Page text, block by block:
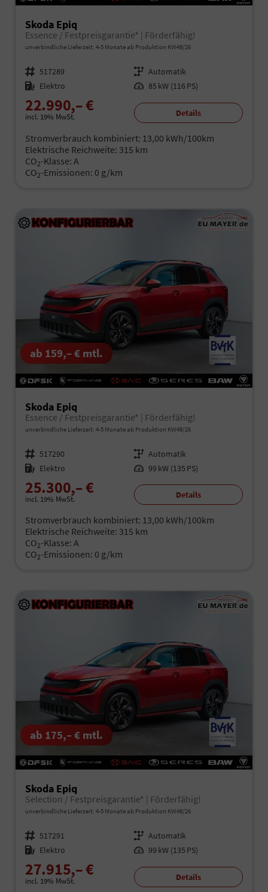
Skoda Epiq
Essence / Festpreisgarantie* | Förderfähig!
unverbindliche Lieferzeit: 4-5 Monate ab Produktion KW48/26
Fahrzeugnr. 517289 Getriebe Automatik
Kraftstoff Elektro Leistung 85 kW (116 PS)
22.990,– €
incl. 19% MwSt. Details
Stromverbrauch kombiniert: 13,00 kWh/100km
Elektrische Reichweite: 315 km
CO2-Klasse: A
CO2-Emissionen: 0 g/km
ab 159,– € mtl.
Skoda Epiq
Essence / Festpreisgarantie* | Förderfähig!
unverbindliche Lieferzeit: 4-5 Monate ab Produktion KW48/26
Fahrzeugnr. 517290 Getriebe Automatik
Kraftstoff Elektro Leistung 99 kW (135 PS)
25.300,– €
incl. 19% MwSt. Details
Stromverbrauch kombiniert: 13,00 kWh/100km
Elektrische Reichweite: 315 km
CO2-Klasse: A
CO2-Emissionen: 0 g/km
ab 175,– € mtl.
Skoda Epiq
Selection / Festpreisgarantie* | Förderfähig!
unverbindliche Lieferzeit: 4-5 Monate ab Produktion KW48/26
Fahrzeugnr. 517291 Getriebe Automatik
Kraftstoff Elektro Leistung 99 kW (135 PS)
27.915,– €
incl. 19% MwSt. Details